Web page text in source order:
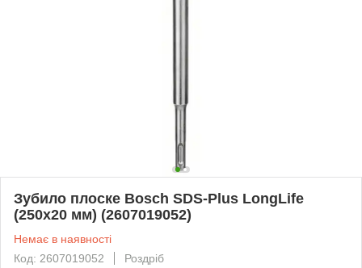
Зубило плоске Bosch SDS-Plus LongLife
(250х20 мм) (2607019052)
Немає в наявності
Код: 2607019052
Роздріб